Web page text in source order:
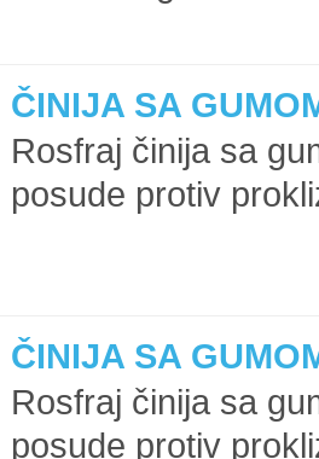
ČINIJA SA
Rosfraj činija sa
posude protiv
ČINIJA SA
Rosfraj činija sa
posude protiv